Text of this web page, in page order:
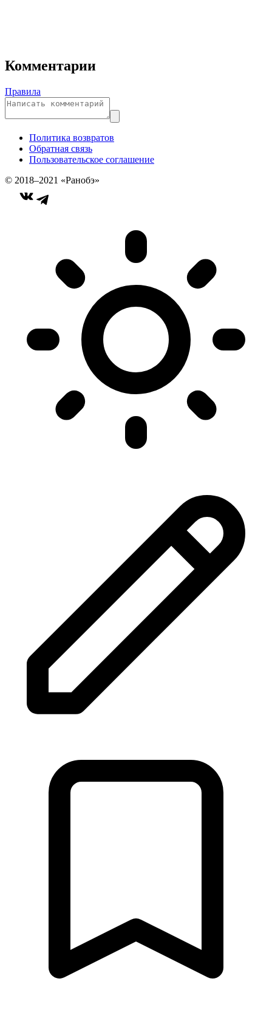
Комментарии
Правила
Политика возвратов
Обратная связь
Пользовательское соглашение
© 2018–2021 «Ранобэ»